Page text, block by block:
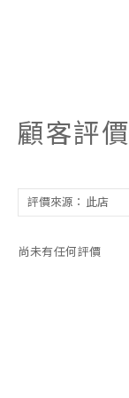
顧客評價
尚未有任何評價